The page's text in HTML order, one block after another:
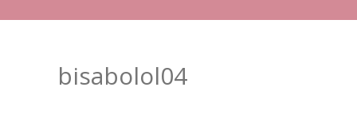
bisabolol04